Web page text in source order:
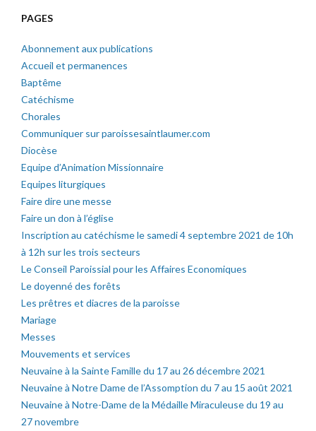
PAGES
Abonnement aux publications
Accueil et permanences
Baptême
Catéchisme
Chorales
Communiquer sur paroissesaintlaumer.com
Diocèse
Equipe d’Animation Missionnaire
Equipes liturgiques
Faire dire une messe
Faire un don à l’église
Inscription au catéchisme le samedi 4 septembre 2021 de 10h
à 12h sur les trois secteurs
Le Conseil Paroissial pour les Affaires Economiques
Le doyenné des forêts
Les prêtres et diacres de la paroisse
Mariage
Messes
Mouvements et services
Neuvaine à la Sainte Famille du 17 au 26 décembre 2021
Neuvaine à Notre Dame de l’Assomption du 7 au 15 août 2021
Neuvaine à Notre-Dame de la Médaille Miraculeuse du 19 au
27 novembre